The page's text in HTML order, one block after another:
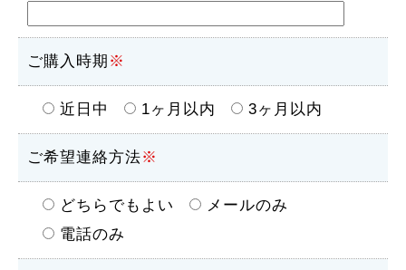
ご購入時期 ※
近日中 1ヶ月以内 3ヶ月以内
ご希望連絡方法※
どちらでもよい
メールのみ
電話のみ